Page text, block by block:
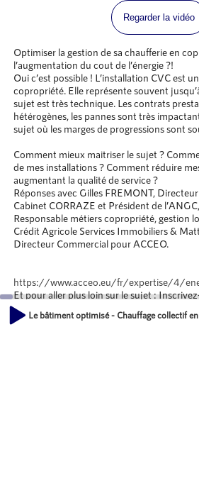
Regarder la vidéo
Optimiser la gestion de sa chaufferie en
l’augmentation du cout de l’énergie ?!
Oui c’est possible ! L’installation CVC est
copropriété. Elle représente souvent
sujet est très technique. Les contrats
hétérogènes, les pannes sont très
sujet où les marges de progressions sont
Comment mieux maitriser le sujet ?
de mes installations ? Comment réduire
augmentant la qualité de service ?
Réponses avec Gilles FREMONT,
Cabinet CORRAZE et Président de
Responsable métiers copropriété, gestion
Crédit Agricole Services Immobiliers &
Directeur Commercial pour ACCEO.
https://www.acceo.eu/fr/expertise/4/
Et pour aller plus loin sur le sujet :
Live ACCEO :
Le bâtiment optimisé - Chauffage collectif